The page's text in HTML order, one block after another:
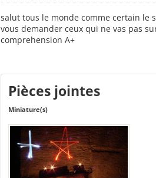
salut tous le monde comme certain le
vous demander ceux qui ne vas pas
comprehension A+
Pièces jointes
Miniature(s)